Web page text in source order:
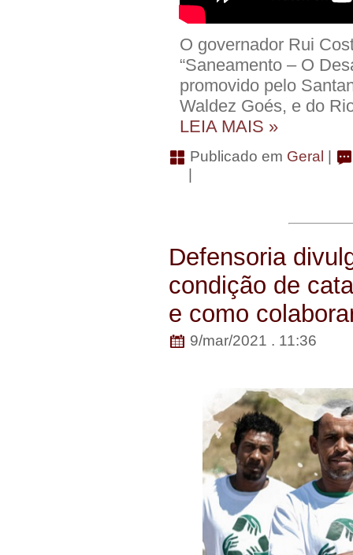
O governador Rui
“Saneamento – O
promovido pelo
Waldez Goés, e do
LEIA MAIS »
Publicado em Geral |
|
Defensoria
condição de
e como
9/mar/2021 . 11:36